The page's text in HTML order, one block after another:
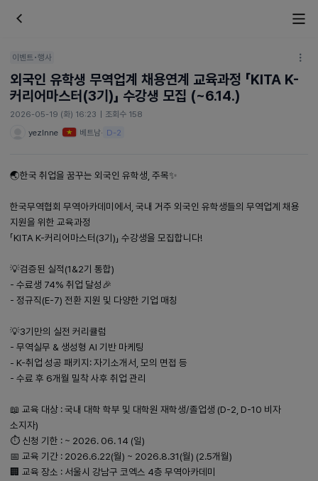
이벤트•행사
외국인 유학생 무역업계 채용연계 교육과정 「KITA K-
커리어마스터(3기)」 수강생 모집 (~6.14.)
2026-05-19 (화) 16:23 | 조회수 158
yezlnne
베트남· D-2
🌏한국 취업을 꿈꾸는 외국인 유학생, 주목✨
한국무역협회 무역아카데미에서, 국내 거주 외국인 유학생들의 무역업계 채용
지원을 위한 교육과정
「KITA K-커리어마스터(3기)」 수강생을 모집합니다!
💡검증된 실적(1&2기 통합)
- 수료생 74% 취업 달성🎉
- 정규직(E-7) 전환 지원 및 다양한 기업 매칭
💡3기만의 실전 커리큘럼
- 무역실무 & 생성형 AI 기반 마케팅
- K-취업 성공 패키지: 자기소개서, 모의 면접 등
- 수료 후 6개월 밀착 사후 취업 관리
📖 교육 대상 : 국내 대학 학부 및 대학원 재학생/졸업생 (D-2, D-10 비자
소지자)
⏱️ 신청 기한 : ~ 2026. 06. 14 (일)
📅 교육 기간 : 2026.6.22(월) ~ 2026.8.31(월) (2.5개월)
🏢 교육 장소 : 서울시 강남구 코엑스 4층 무역아카데미